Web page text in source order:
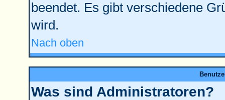
beendet. Es gibt verschiedene
wird.
Nach oben
Was sind Administratoren?